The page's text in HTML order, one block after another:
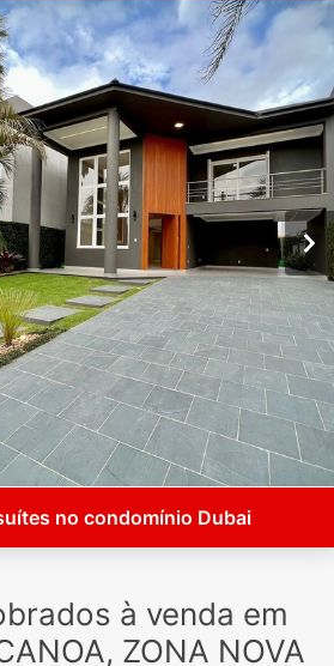
no condomínio Dubai
à venda em
ZONA NOVA